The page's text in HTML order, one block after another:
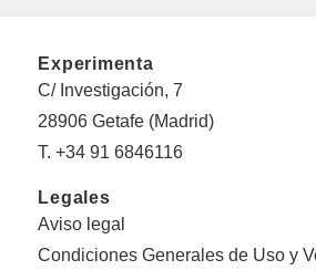
Experimenta
C/ Investigación, 7
28906 Getafe (Madrid)
T. +34 91 6846116
Legales
Aviso legal
Condiciones Generales de Uso y